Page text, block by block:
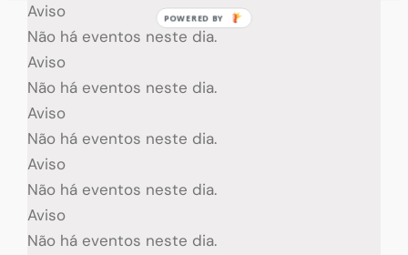
Aviso
Não há eventos neste dia.
Aviso
Não há eventos neste dia.
Aviso
Não há eventos neste dia.
Aviso
Não há eventos neste dia.
Aviso
Não há eventos neste dia.